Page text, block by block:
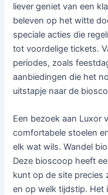
liever geniet van een
beleven op het witte
speciale acties die
tot voordelige tickets.
periodes, zoals
aanbiedingen die het
uitstapje naar de
Een bezoek aan Luxor
comfortabele stoelen
elk wat wils. Wandel
Deze bioscoop heeft
kunt op de site precies
en op welk tijdstip. Het